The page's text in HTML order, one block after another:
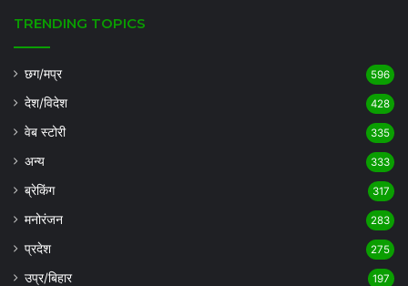
TRENDING TOPICS
छग/मप्र 596
देश/विदेश 428
वेब स्टोरी 335
अन्य 333
ब्रेकिंग 317
मनोरंजन 283
प्रदेश 275
उप्र/बिहार 197